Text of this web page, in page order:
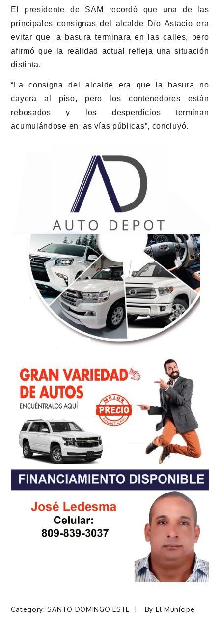
El presidente de SAM recordó que una de las
principales consignas del alcalde Dío Astacio era
evitar que la basura terminara en las calles, pero
afirmó que la realidad actual refleja una situación
distinta.
“La consigna del alcalde era que la basura no
cayera al piso, pero los contenedores están
rebosados y los desperdicios terminan
acumulándose en las vías públicas”, concluyó.
Category: SANTO DOMINGO ESTE By El Munícipe